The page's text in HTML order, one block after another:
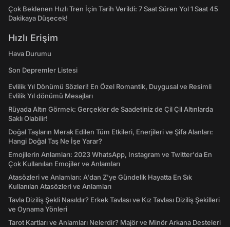
Çok Beklenen Hızlı Tren İçin Tarih Verildi: 7 Saat Süren Yol 1 Saat 45
Dakikaya Düşecek!
Hızlı Erişim
Hava Durumu
Son Depremler Listesi
Evlilik Yıl Dönümü Sözleri! En Özel Romantik, Duygusal ve Resimli
Evlilik Yıl dönümü Mesajları
Rüyada Altın Görmek: Gerçekler de Saadetiniz de Çil Çil Altınlarda
Saklı Olabilir!
Doğal Taşların Merak Edilen Tüm Etkileri, Enerjileri ve Şifa Alanları:
Hangi Doğal Taş Ne İşe Yarar?
Emojilerin Anlamları: 2023 WhatsApp, Instagram ve Twitter'da En
Çok Kullanılan Emojiler ve Anlamları
Atasözleri ve Anlamları: A'dan Z'ye Gündelik Hayatta En Sık
Kullanılan Atasözleri ve Anlamları
Tavla Diziliş Şekli Nasıldır? Erkek Tavlası ve Kız Tavlası Diziliş Şekilleri
ve Oynama Yönleri
Tarot Kartları ve Anlamları Nelerdir? Majör ve Minör Arkana Desteleri